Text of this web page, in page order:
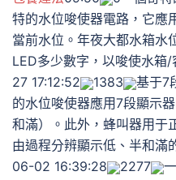
特的水位唆使器電路，它應
當前水位。年夜大都水箱水
LED多少數字，以唆使水
27 17:12:52
1383
基于7
的水位唆使器應用7段顯示
和滿）。此外，蜂叫器用于
由過程分辨顯示低、半和
06-02 16:39:28
2277